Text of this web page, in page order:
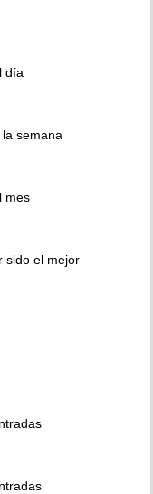
día
semana
mes
sido el mejor